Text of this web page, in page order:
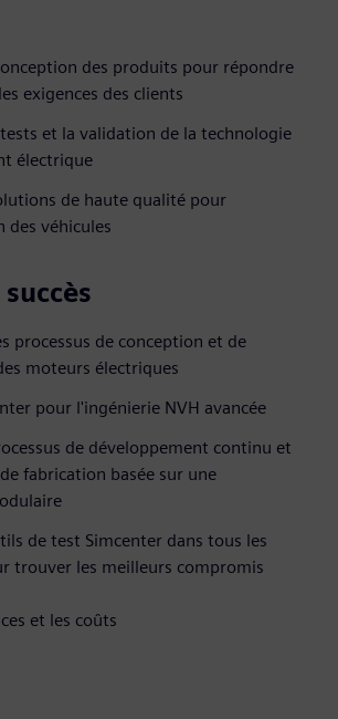
des produits pour répondre
exigences des clients
et la validation de la technologie
électrique
de haute qualité pour
des véhicules
processus de conception et de
moteurs électriques
pour l'ingénierie NVH avancée
de développement continu et
fabrication basée sur une
de test Simcenter dans tous les
trouver les meilleurs compromis
et les coûts